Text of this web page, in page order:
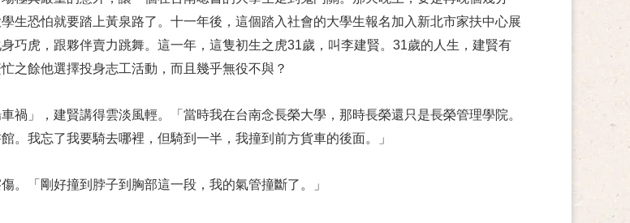
生恐怕就要踏上黃泉路了。十一年後，這個踏入社會的大學生報名加入新北市家扶中心展
巧虎，跟夥伴賣力跳舞。這一年，這隻初生之虎31歲，叫李建賢。31歲的人生，建賢有
之餘他選擇投身志工活動，而且幾乎無役不與？
禍」，建賢講得雲淡風輕。「當時我在台南念長榮大學，那時長榮還只是長榮管理學院。
。我忘了我要騎去哪裡，但騎到一半，我撞到前方貨車的後面。」
。「剛好撞到脖子到胸部這一段，我的氣管撞斷了。」